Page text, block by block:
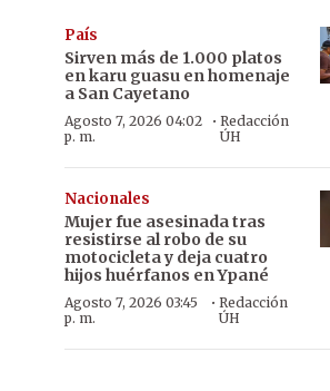
País
Sirven más de 1.000 platos
en karu guasu en homenaje
a San Cayetano
Agosto 7, 2026 04:02
p. m.
· Redacción
ÚH
Nacionales
Mujer fue asesinada tras
resistirse al robo de su
motocicleta y deja cuatro
hijos huérfanos en Ypané
Agosto 7, 2026 03:45
p. m.
· Redacción
ÚH